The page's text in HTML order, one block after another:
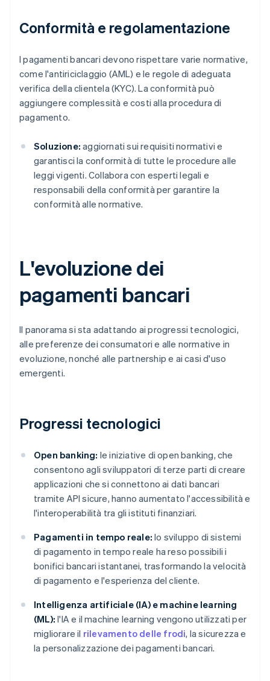
Conformità e regolamentazione
I pagamenti bancari devono rispettare varie normative,
come l'antiriciclaggio (AML) e le regole di adeguata
verifica della clientela (KYC). La conformità può
aggiungere complessità e costi alla procedura di
pagamento.
Soluzione: aggiornati sui requisiti normativi e
garantisci la conformità di tutte le procedure alle
leggi vigenti. Collabora con esperti legali e
responsabili della conformità per garantire la
conformità alle normative.
L'evoluzione dei
pagamenti bancari
Il panorama si sta adattando ai progressi tecnologici,
alle preferenze dei consumatori e alle normative in
evoluzione, nonché alle partnership e ai casi d'uso
emergenti.
Progressi tecnologici
Open banking: le iniziative di open banking, che
consentono agli sviluppatori di terze parti di creare
applicazioni che si connettono ai dati bancari
tramite API sicure, hanno aumentato l'accessibilità e
l'interoperabilità tra gli istituti finanziari.
Pagamenti in tempo reale: lo sviluppo di sistemi
di pagamento in tempo reale ha reso possibili i
bonifici bancari istantanei, trasformando la velocità
di pagamento e l'esperienza del cliente.
Intelligenza artificiale (IA) e machine learning
(ML): l'IA e il machine learning vengono utilizzati per
migliorare il rilevamento delle frodi, la sicurezza e
la personalizzazione dei pagamenti bancari.